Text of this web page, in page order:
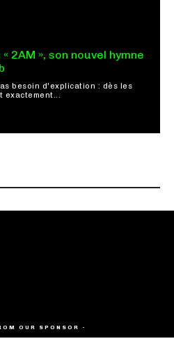
2AM », son nouvel hymne
besoin d'explication : dès les
exactement...
OUR SPONSOR -